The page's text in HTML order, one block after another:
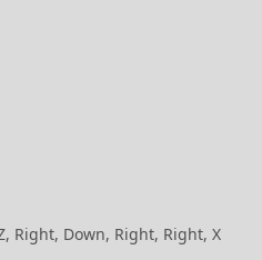
Right, Down, Right, Right, Х